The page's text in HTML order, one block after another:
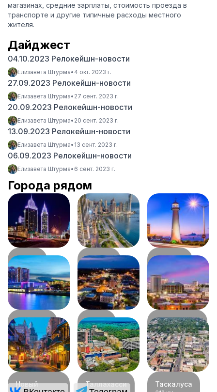
магазинах, средние зарплаты, стоимость проезда в
транспорте и другие типичные расходы местного
жителя.
Дайджест
04.10.2023 Релокейшн-новости
Елизавета Штурма• 4 окт. 2023 г.
27.09.2023 Релокейшн-новости
Елизавета Штурма• 27 сент. 2023 г.
20.09.2023 Релокейшн-новости
Елизавета Штурма• 20 сент. 2023 г.
13.09.2023 Релокейшн-новости
Елизавета Штурма• 13 сент. 2023 г.
06.09.2023 Релокейшн-новости
Елизавета Штурма• 6 сент. 2023 г.
Города рядом
Мобил
92км
Панама
154км
Билокси
Галфпорт
180км
Дотан
191км
Монтгомери
229км
Новый
Таллахасси Таскалуса